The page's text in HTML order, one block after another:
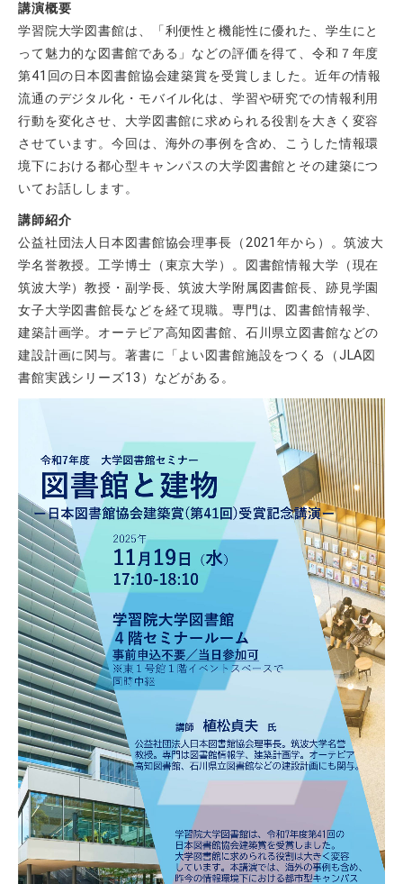
講演概要
学習院大学図書館は、「利便性と機能性に優れた、学生にと
って魅力的な図書館である」などの評価を得て、令和７年度
第41回の日本図書館協会建築賞を受賞しました。近年の情報
流通のデジタル化・モバイル化は、学習や研究での情報利用
行動を変化させ、大学図書館に求められる役割を大きく変容
させています。今回は、海外の事例を含め、こうした情報環
境下における都心型キャンパスの大学図書館とその建築につ
いてお話しします。
講師紹介
公益社団法人日本図書館協会理事長（2021年から）。筑波大
学名誉教授。工学博士（東京大学）。図書館情報大学（現在
筑波大学）教授・副学長、筑波大学附属図書館長、跡見学園
女子大学図書館長などを経て現職。専門は、図書館情報学、
建築計画学。オーテピア高知図書館、石川県立図書館などの
建設計画に関与。著書に「よい図書館施設をつくる（JLA図
書館実践シリーズ13）などがある。